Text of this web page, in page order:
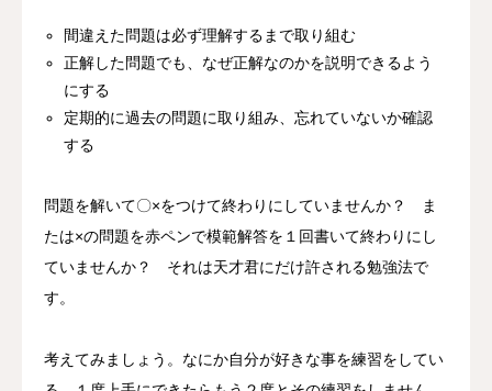
間違えた問題は必ず理解するまで取り組む
正解した問題でも、なぜ正解なのかを説明できるよう
にする
定期的に過去の問題に取り組み、忘れていないか確認
する
問題を解いて〇×をつけて終わりにしていませんか？ ま
たは×の問題を赤ペンで模範解答を１回書いて終わりにし
ていませんか？ それは天才君にだけ許される勉強法で
す。
考えてみましょう。なにか自分が好きな事を練習をしてい